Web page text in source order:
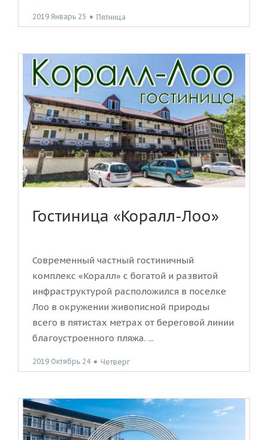
2019 Январь 25 ● Пятница
Гостиница «Коралл-Лоо»
Современный частный гостиничный
комплекс «Коралл» с богатой и развитой
инфраструктурой расположился в поселке
Лоо в окружении живописной природы
всего в пятистах метрах от береговой линии
благоустроенного пляжа. ...
2019 Октябрь 24 ● Четверг